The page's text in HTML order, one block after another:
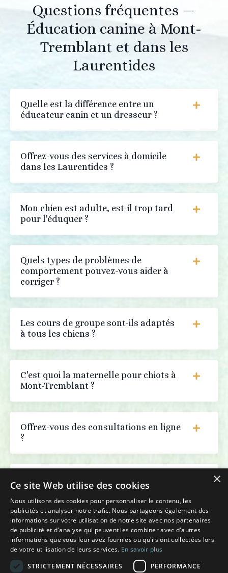
Questions fréquentes —
Éducation canine à Mont-
Tremblant et dans les
Laurentides
Quelle est la différence entre un
éducateur canin et un dresseur ?
Offrez-vous des services à domicile
dans les Laurentides ?
Mon chien est adulte, est-il trop tard
pour l'éduquer ?
Quels types de problèmes de
comportement pouvez-vous aider à
corriger ?
Les cours de groupe sont-ils adaptés
à tous les chiens ?
C'est quoi la maternelle pour chiots à
Mont-Tremblant ?
Offrez-vous des consultations en ligne
?
Quelle est votre approche en
éducation canine ?
Comment prendre rendez-vous pour
une consultation en éducation canine
?
×
Ce site Web utilise des cookies
Nous utilisons des cookies pour personnaliser le contenu, les
publicités et analyser notre trafic. Nous partageons également des
informations sur votre utilisation de notre site avec nos partenaires
de publicité et d'analyse qui peuvent les combiner avec d'autres
informations que vous leur avez fournies ou qu'ils ont collectées lors
de votre utilisation de leurs services. En savoir plus
STRICTEMENT NÉCESSAIRES
PERFORMANCE